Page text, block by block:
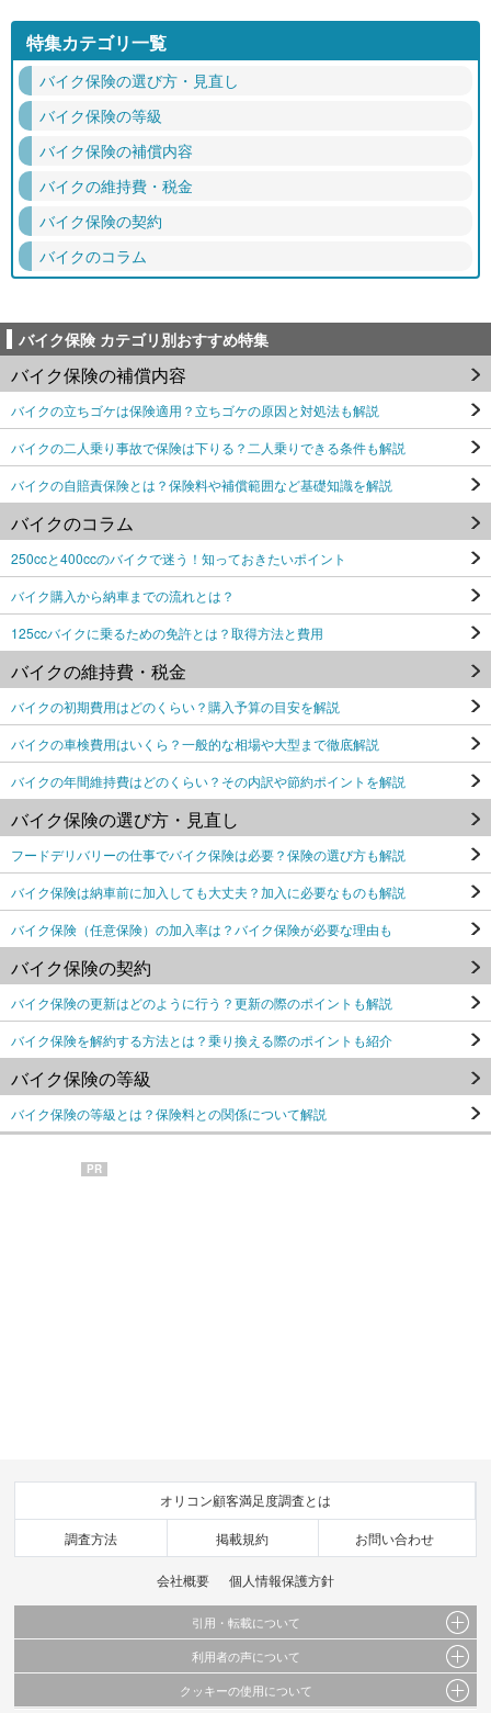
特集カテゴリ一覧
バイク保険の選び方・見直し
バイク保険の等級
バイク保険の補償内容
バイクの維持費・税金
バイク保険の契約
バイクのコラム
バイク保険 カテゴリ別おすすめ特集
バイク保険の補償内容
バイクの立ちゴケは保険適用？立ちゴケの原因と対処法も解説
バイクの二人乗り事故で保険は下りる？二人乗りできる条件も解説
バイクの自賠責保険とは？保険料や補償範囲など基礎知識を解説
バイクのコラム
250ccと400ccのバイクで迷う！知っておきたいポイント
バイク購入から納車までの流れとは？
125ccバイクに乗るための免許とは？取得方法と費用
バイクの維持費・税金
バイクの初期費用はどのくらい？購入予算の目安を解説
バイクの車検費用はいくら？一般的な相場や大型まで徹底解説
バイクの年間維持費はどのくらい？その内訳や節約ポイントを解説
バイク保険の選び方・見直し
フードデリバリーの仕事でバイク保険は必要？保険の選び方も解説
バイク保険は納車前に加入しても大丈夫？加入に必要なものも解説
バイク保険（任意保険）の加入率は？バイク保険が必要な理由も
バイク保険の契約
バイク保険の更新はどのように行う？更新の際のポイントも解説
バイク保険を解約する方法とは？乗り換える際のポイントも紹介
バイク保険の等級
バイク保険の等級とは？保険料との関係について解説
PR
オリコン顧客満足度調査とは
調査方法 掲載規約 お問い合わせ
会社概要 個人情報保護方針
引用・転載について
当サイトで公開されている情報（文字、写真、イラスト、画像データ等）及びこれらの配
置・編集および構造などについての著作権は株式会社oricon MEに帰属しております。
これらの情報を権利者の許可なく無断転載・複製などの二次利用を行うことは固く禁じて
利用者の声について
当サイトに掲載している内容はすべてサービスの利用者が提出された見解・感想です。
クッキーの使用について